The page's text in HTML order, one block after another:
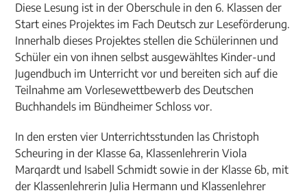
Diese Lesung ist in der Oberschule in den 6. Klassen der
Start eines Projektes im Fach Deutsch zur Leseförderung.
Innerhalb dieses Projektes stellen die Schülerinnen und
Schüler ein von ihnen selbst ausgewähltes Kinder-und
Jugendbuch im Unterricht vor und bereiten sich auf die
Teilnahme am Vorlesewettbewerb des Deutschen
Buchhandels im Bündheimer Schloss vor.
In den ersten vier Unterrichtsstunden las Christoph
Scheuring in der Klasse 6a, Klassenlehrerin Viola
Marqardt und Isabell Schmidt sowie in der Klasse 6b, mit
der Klassenlehrerin Julia Hermann und Klassenlehrer